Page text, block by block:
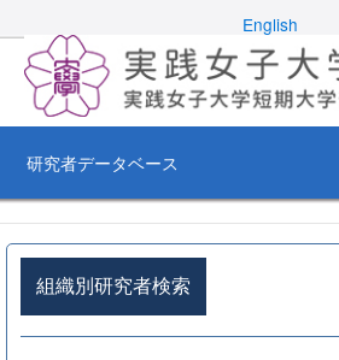
English
研究者データベース
組織別研究者検索